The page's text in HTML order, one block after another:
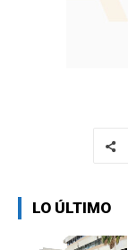
LO ÚLTIMO